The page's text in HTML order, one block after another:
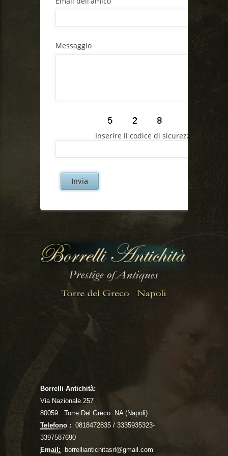
Borrelli Antichità:
Via Nazionale 257
80059 Torre Del Greco NA (Napoli)
Telefono : 0818472835 / 3335935323-
3397587690
Email: borrelliantichitasrl@gmail.com